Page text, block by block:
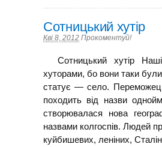
Сотницький хутір
Кві 8, 2012 Прокоментуй!
Сотницький хутір
хуторами, бо вони таки
статує — село.
походить від назви
створювалася нова
назвами колгоспів. Людей
куйбишевих, леніних,